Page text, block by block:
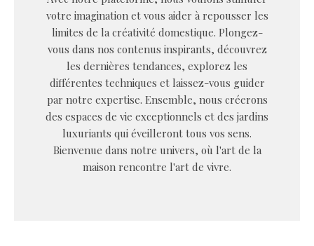
votre imagination et vous aider à repousser les
limites de la créativité domestique. Plongez-
vous dans nos contenus inspirants, découvrez
les dernières tendances, explorez les
différentes techniques et laissez-vous guider
par notre expertise. Ensemble, nous créerons
des espaces de vie exceptionnels et des jardins
luxuriants qui éveilleront tous vos sens.
Bienvenue dans notre univers, où l'art de la
maison rencontre l'art de vivre.